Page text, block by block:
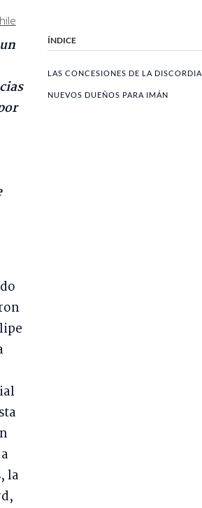
la
ÍNDICE
LAS CONCESIONES DE LA DISCORDIA
NUEVOS DUEÑOS PARA IMÁN